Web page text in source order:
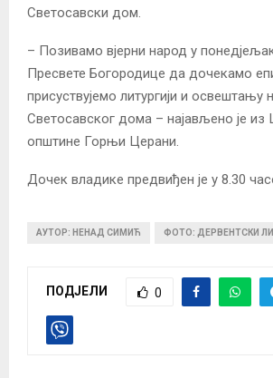
Светосавски дом.
– Позивамо вјерни народ у
Пресвете Богородице да дочекамо
присуствујемо литургији и освештању
Светосавског дома – најављено је из
општине Горњи Церани.
Дочек владике предвиђен је у 8.30
АУТОР: НЕНАД СИМИЋ ФОТО: ДЕРВЕНТСКИ
ПОДЈЕЛИ 0